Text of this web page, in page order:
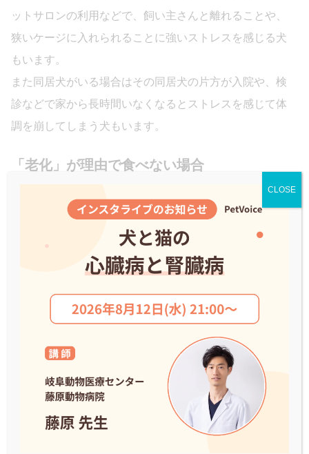
ットサロンの利用などで、飼い主さんと離れることや、
狭いケージに入れられることに強いストレスを感じる犬
もいます。
また同居犬がいる場合はその同居犬の片方が入院や、検
診などで家から長時間いなくなるとストレスを感じて体
調を崩してしまう犬もいます。
「老化」が理由で食べない場合
シニア犬と暮らしていている場合、ご飯を食べなくなっ
高齢期になると人と同様に犬も筋力や消化機能が低下
し、徐々に食べられる食事の量が減っていきます。
ただし、病気が理由のこともあるので、日ごろから注意
して観察をしましょう。
特に食事制限をしていないのに1ヶ月で5％以上の体重
減少がみられている場合、何らかの病気が潜んでいるか
もしれません、動物病院を受診するようにしてくださ
CLOSE